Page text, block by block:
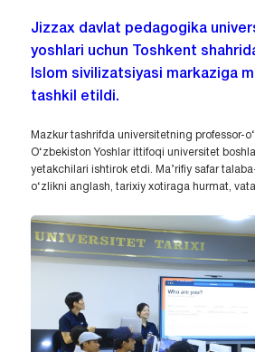
Jizzax davlat pedagogika
yoshlari uchun Toshkent
Islom sivilizatsiyasi markaziga
tashkil etildi.
Mazkur tashrifda universitetning professor-
O‘zbekiston Yoshlar ittifoqi universitet
yetakchilari ishtirok etdi. Ma’rifiy safar
o‘zlikni anglash, tarixiy xotiraga hurmat,